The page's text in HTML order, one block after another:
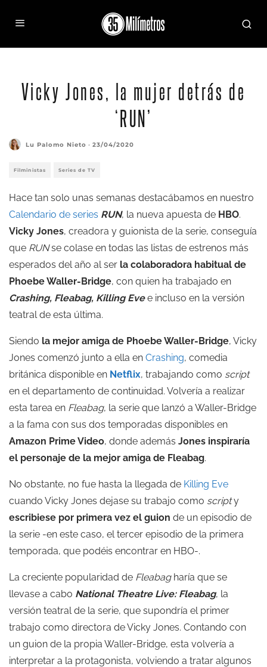
Vicky Jones, la mujer detrás de
‘RUN’
Lu Palomo Nieto · 23/04/2020
Filministas Series de TV
Hace tan solo unas semanas destacábamos en nuestro
Calendario de series RUN, la nueva apuesta de HBO.
Vicky Jones, creadora y guionista de la serie, conseguía
que RUNse colase en todas las listas de estrenos más
esperados del año al ser la colaboradora habitual de
Phoebe Waller-Bridge, con quien ha trabajado en
Crashing, Fleabag, Killing Evee incluso en la versión
teatral de esta última.
Siendo la mejor amiga de Phoebe Waller-Bridge, Vicky
Jones comenzó junto a ella en Crashing, comedia
británica disponible en Netflix, trabajando como script
en el departamento de continuidad. Volvería a realizar
esta tarea en Fleabag, la serie que lanzó a Waller-Bridge
a la fama con sus dos temporadas disponibles en
Amazon Prime Video, donde además Jones inspiraría
el personaje de la mejor amiga de Fleabag.
No obstante, no fue hasta la llegada de Killing Eve
cuando Vicky Jones dejase su trabajo como scripty
escribiese por primera vez el guion de un episodio de
la serie -en este caso, el tercer episodio de la primera
temporada, que podéis encontrar en HBO-.
La creciente popularidad de Fleabagharía que se
llevase a cabo National Theatre Live: Fleabag, la
versión teatral de la serie, que supondría el primer
trabajo como directora de Vicky Jones. Contando con
un guion de la propia Waller-Bridge, esta volvería a
interpretar a la protagonista, volviendo a tratar algunos